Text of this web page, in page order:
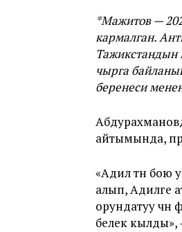
*Мажитов —
кармалган.
Тажикстандын
чырга
беренеси
айтымында,
«Адил түнү
алып, Адилге
орундатуу
белек